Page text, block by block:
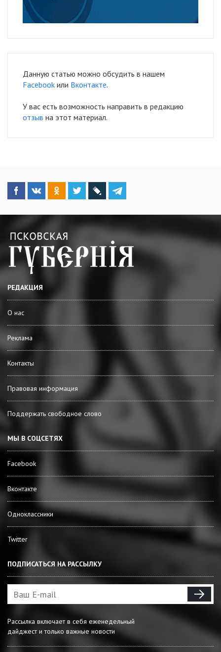
Данную статью можно обсудить в нашем
Facebook или Вконтакте.
У вас есть возможность направить в редакцию
отзыв на этот материал.
РЕДАКЦИЯ
О нас
Реклама
Контакты
Правовая информация
Поддержать свободное слово
МЫ В СОЦСЕТЯХ
Facebook
Вконтакте
Одноклассники
Twitter
ПОДПИСАТЬСЯ НА РАССЫЛКУ
Рассылка включает в себя еженедельный
дайджест и только важные новости